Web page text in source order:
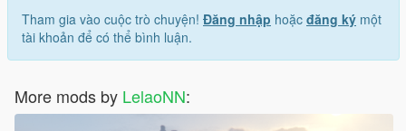
Tham gia vào cuộc trò chuyện! Đăng nhập hoặc đăng ký một
tài khoản để có thể bình luận.
More mods by LelaoNN: